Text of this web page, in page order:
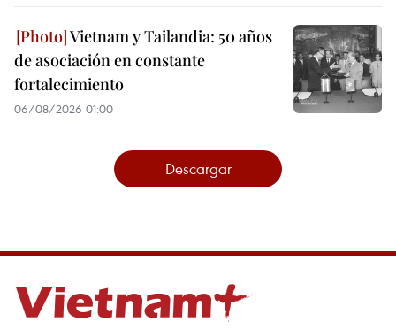
Vietnam y Tailandia: 50 años
de asociación en constante
fortalecimiento
06/08/2026 01:00
Descargar